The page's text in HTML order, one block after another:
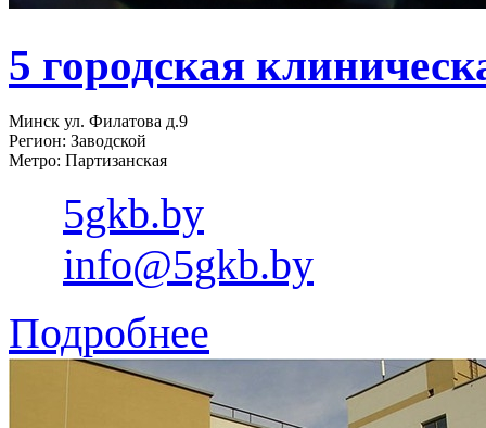
5 городская
Минск ул. Филатова д.9
Регион: Заводской
Метро: Партизанская
5gkb.by
info@5gkb.by
Подробнее